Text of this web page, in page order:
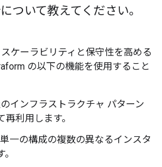
ついて教えてください。
ケーラビリティと保守性を高める
の以下の機能を使用すること
インフラストラクチャ パターン
利用します。
単一の構成の複数の異なるインスタ